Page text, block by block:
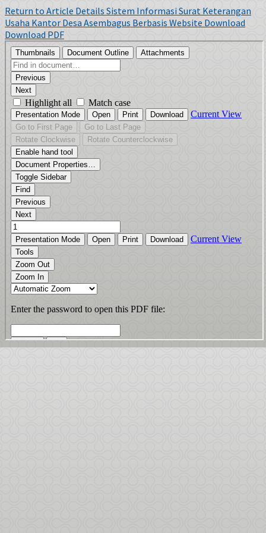
Return to Article Details Sistem Informasi Surat Keterangan
Usaha Kantor Desa Asembagus Berbasis Website Download
Download PDF